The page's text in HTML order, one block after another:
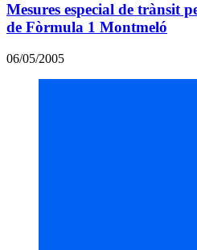
Mesures especial de trànsit
de Fòrmula 1 Montmeló
06/05/2005